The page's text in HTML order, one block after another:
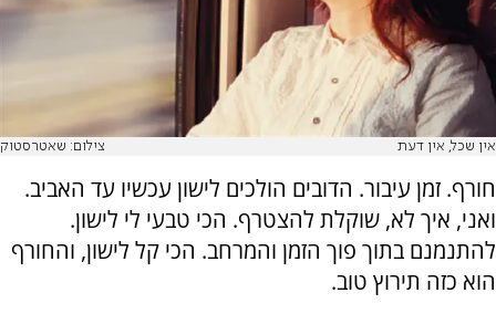
אין שכל, אין דעת צילום: שאטרסטוק
חורף. זמן עיבור. הדובים הולכים לישון עכשיו עד האביב.
ואני, איך לא, שוקלת להצטרף. הכי טבעי לי לישון.
להתנמנם בתוך פוך הזמן והמרחב. הכי קל לישון, והחורף
הוא כזה תירוץ טוב.